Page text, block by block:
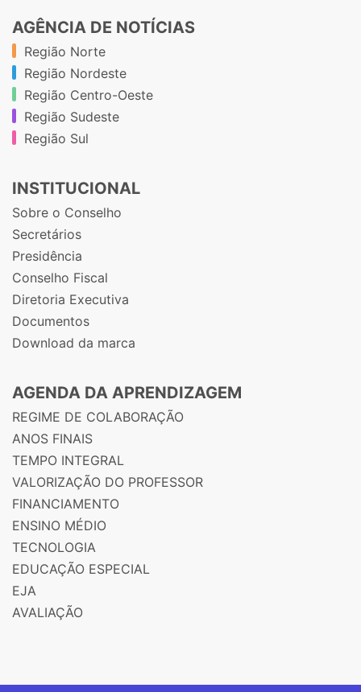
AGÊNCIA DE NOTÍCIAS
Região Norte
Região Nordeste
Região Centro-Oeste
Região Sudeste
Região Sul
INSTITUCIONAL
Sobre o Conselho
Secretários
Presidência
Conselho Fiscal
Diretoria Executiva
Documentos
Download da marca
AGENDA DA APRENDIZAGEM
REGIME DE COLABORAÇÃO
ANOS FINAIS
TEMPO INTEGRAL
VALORIZAÇÃO DO PROFESSOR
FINANCIAMENTO
ENSINO MÉDIO
TECNOLOGIA
EDUCAÇÃO ESPECIAL
EJA
AVALIAÇÃO